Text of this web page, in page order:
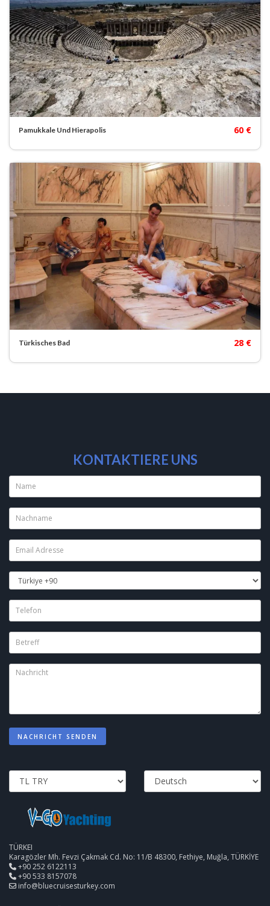
Pamukkale Und Hierapolis 60 €
Türkisches Bad 28 €
KONTAKTIERE UNS
NACHRICHT SENDEN
TÜRKEI
Karagözler Mh. Fevzi Çakmak Cd. No: 11/B 48300, Fethiye, Muğla, TÜRKİYE
+90 252 6122113
+90 533 8157078
info@bluecruisesturkey.com